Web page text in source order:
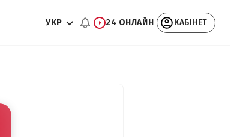
УКР 24 ОНЛАЙН КАБІНЕТ